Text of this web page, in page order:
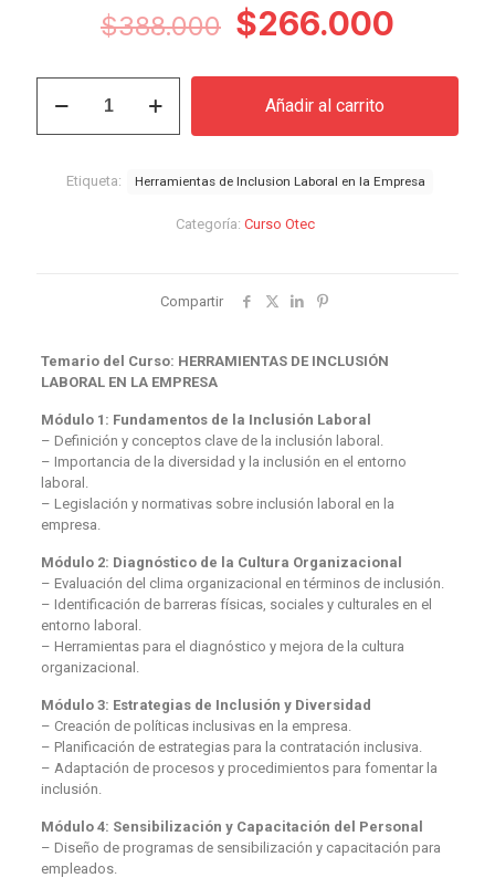
$388.000 El
original
era:
$266.000
actual
Herramientas
Añadir al carrito
Categoría: Curso Otec
Etiqueta: Herramientas de Inclusion Laboral en la Empresa
Compartir
Temario del Curso: HERRAMIENTAS DE INCLUSIÓN
LABORAL EN LA EMPRESA
Módulo 1: Fundamentos de la Inclusión Laboral
– Definición y conceptos clave de la inclusión laboral.
– Importancia de la diversidad y la inclusión en el entorno
laboral.
– Legislación y normativas sobre inclusión laboral en la
empresa.
Módulo 2: Diagnóstico de la Cultura Organizacional
– Evaluación del clima organizacional en términos de inclusión.
– Identificación de barreras físicas, sociales y culturales en el
entorno laboral.
– Herramientas para el diagnóstico y mejora de la cultura
organizacional.
Módulo 3: Estrategias de Inclusión y Diversidad
– Creación de políticas inclusivas en la empresa.
– Planificación de estrategias para la contratación inclusiva.
– Adaptación de procesos y procedimientos para fomentar la
inclusión.
Módulo 4: Sensibilización y Capacitación del Personal
– Diseño de programas de sensibilización y capacitación para
empleados.